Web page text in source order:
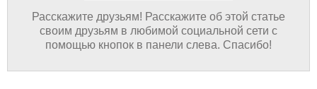
Расскажите друзьям! Расскажите об этой статье
своим друзьям в любимой социальной сети с
помощью кнопок в панели слева. Спасибо!